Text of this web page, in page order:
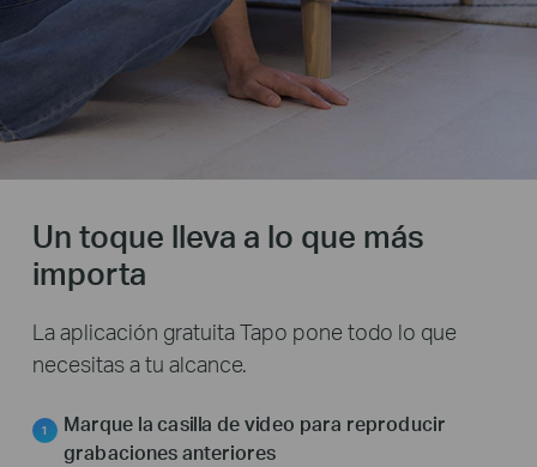
Un toque lleva a lo que más
importa
La aplicación gratuita Tapo pone todo lo que
necesitas a tu alcance.
Marque la casilla de video para reproducir
grabaciones anteriores